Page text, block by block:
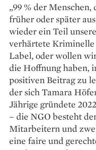
„99 % der
früher oder später
wieder ein Teil
verhärtete Kriminelle
Label, oder wollen
die Hoffnung haben,
positiven Beitrag zu
der sich Tamara
Jährige gründete
– die NGO besteht
Mitarbeitern und
eine faire und